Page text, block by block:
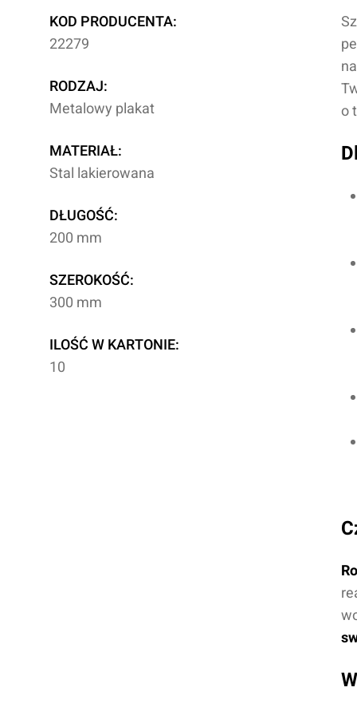
KOD PRODUCENTA:
22279
RODZAJ:
Metalowy plakat
MATERIAŁ:
Stal lakierowana
DŁUGOŚĆ:
200 mm
SZEROKOŚĆ:
300 mm
ILOŚĆ W KARTONIE:
10
o